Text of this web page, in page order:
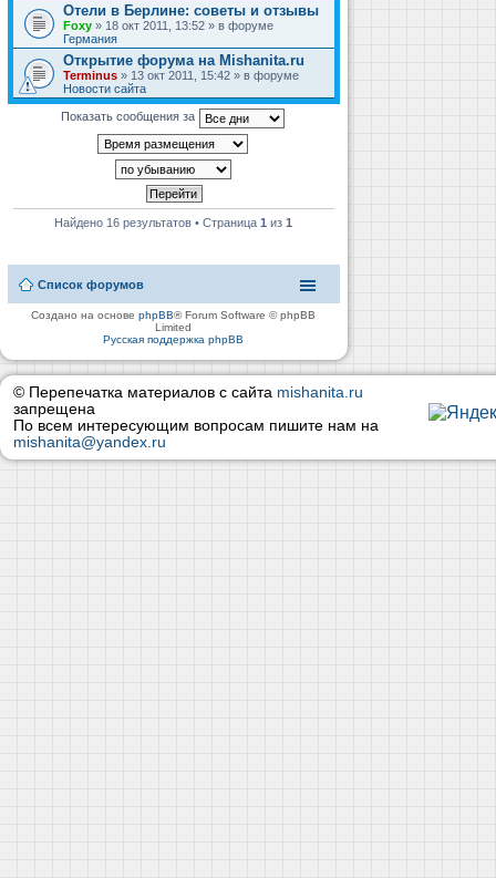
Отели в Берлине: советы и отзывы
Foxy » 18 окт 2011, 13:52 » в форуме
Германия
Открытие форума на Mishanita.ru
Terminus » 13 окт 2011, 15:42 » в форуме
Новости сайта
Показать сообщения за
Найдено 16 результатов • Страница1 из1
Список форумов
Создано на основеphpBB® Forum Software © phpBB
Limited
Русская поддержка phpBB
© Перепечатка материалов с сайта mishanita.ru
запрещена
По всем интересующим вопросам пишите нам на
mishanita@yandex.ru